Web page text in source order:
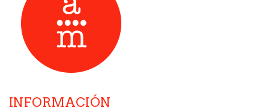
INFORMACIÓN